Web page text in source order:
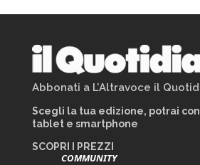
Abbonati a L’Altravoce il
Scegli la tua edizione, potrai
tablet e smartphone
SCOPRI I PREZZI
COMMUNITY